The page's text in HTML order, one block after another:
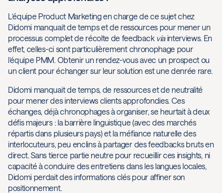
L’équipe Product Marketing en charge de ce sujet chez
Didomi manquait de temps et de ressources pour mener un
processus complet de récolte de feedback viainterviews. En
effet, celles-ci sont particulièrement chronophage pour
l’équipe PMM. Obtenir un rendez-vous avec un prospect ou
un client pour échanger sur leur solution est une denrée rare.
Didomi manquait de temps, de ressources et de neutralité
pour mener des interviews clients approfondies. Ces
échanges, déjà chronophages à organiser, se heurtait à deux
défis majeurs : la barrière linguistique (avec des marchés
répartis dans plusieurs pays) et la méfiance naturelle des
interlocuteurs, peu enclins à partager des feedbacks bruts en
direct. Sans tierce partie neutre pour recueillir ces insights, ni
capacité à conduire des entretiens dans les langues locales,
Didomi perdait des informations clés pour affiner son
positionnement.